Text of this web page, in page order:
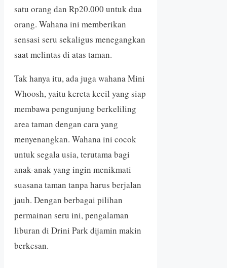
satu orang dan Rp20.000 untuk dua
orang. Wahana ini memberikan
sensasi seru sekaligus menegangkan
saat melintas di atas taman.
Tak hanya itu, ada juga wahana Mini
Whoosh, yaitu kereta kecil yang siap
membawa pengunjung berkeliling
area taman dengan cara yang
menyenangkan. Wahana ini cocok
untuk segala usia, terutama bagi
anak-anak yang ingin menikmati
suasana taman tanpa harus berjalan
jauh. Dengan berbagai pilihan
permainan seru ini, pengalaman
liburan di Drini Park dijamin makin
berkesan.